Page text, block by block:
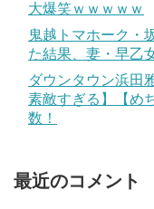
大爆笑ｗｗｗｗｗ
鬼越トマホーク・
た結果、妻・早乙
ダウンタウン浜田
素敵すぎる】【め
数！
最近のコメント